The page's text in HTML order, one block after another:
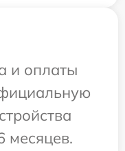
и оплаты
месяцев.